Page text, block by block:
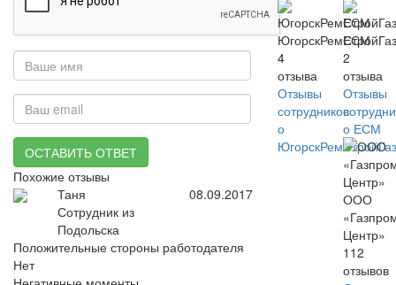
ОСТАВИТЬ ОТВЕТ
Похожие отзывы
Таня
Сотрудник из
Подольска
08.09.2017
Положительные стороны работодателя
Нет
ЮгорскРемСтройГаз
4
отзыва
Отзывы
сотрудников
о
ЮгорскРемСтройГаз
ЕСМ
2
отзыва
Отзывы
о ЕСМ
ООО
Центр»
112
отзывов